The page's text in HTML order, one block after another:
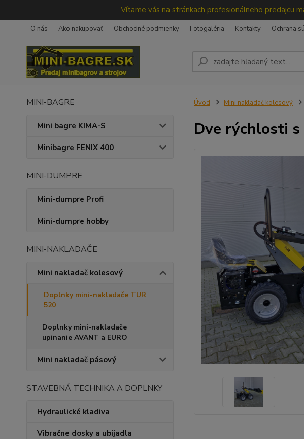
Vítame vás na stránkach profesionálneho predajcu
O nás Ako nakupovať Obchodné podmienky Fotogaléria Kontakty Ochrana
MINI-BAGRE
Mini bagre KIMA-S
Minibagre FENIX 400
MINI-DUMPRE
Mini-dumpre Profi
Mini-dumpre hobby
MINI-NAKLADAČE
Mini nakladač kolesový
Doplnky mini-nakladače TUR
520
Doplnky mini-nakladače
upinanie AVANT a EURO
Mini nakladač pásový
STAVEBNÁ TECHNIKA A DOPLNKY
Hydraulické kladiva
Vibračne dosky a ubíjadla
Úvod Mini nakladač kolesový
Dve rýchlosti